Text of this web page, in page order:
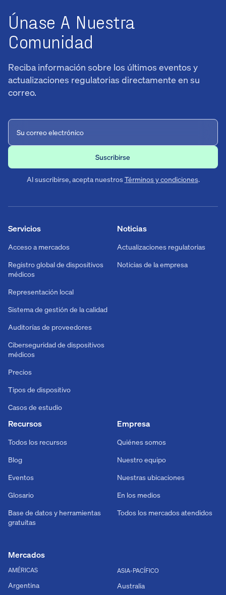
Únase A Nuestra
Comunidad
Reciba información sobre los últimos eventos y
actualizaciones regulatorias directamente en su
correo.
Al suscribirse, acepta nuestrosTérminos y condiciones.
Noticias
Actualizaciones regulatorias
Noticias de la empresa
Servicios
Acceso a mercados
Registro global de dispositivos
médicos
Representación local
Sistema de gestión de la calidad
Auditorías de proveedores
Ciberseguridad de dispositivos
médicos
Precios
Tipos de dispositivo
Casos de estudio
Recursos
Todos los recursos
Blog
Eventos
Glosario
Base de datos y herramientas
gratuitas
Empresa
Quiénes somos
Nuestro equipo
Nuestras ubicaciones
En los medios
Todos los mercados atendidos
Mercados
AMÉRICAS
Argentina
ASIA-PACÍFICO
Australia